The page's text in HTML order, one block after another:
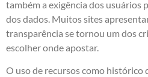
também a exigência dos usuários
dos dados. Muitos sites
transparência se tornou um dos
escolher onde apostar.
O uso de recursos como histórico